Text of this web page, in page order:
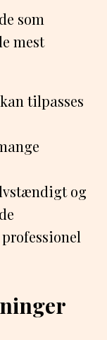
som
mest
tilpasses
og